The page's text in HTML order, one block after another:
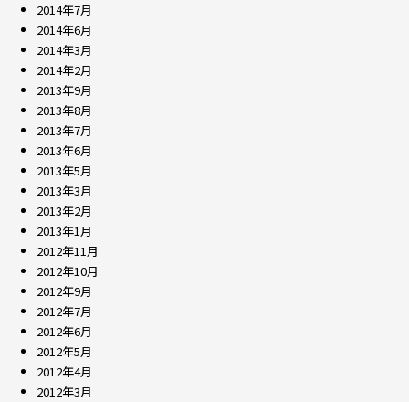
2014年7月
2014年6月
2014年3月
2014年2月
2013年9月
2013年8月
2013年7月
2013年6月
2013年5月
2013年3月
2013年2月
2013年1月
2012年11月
2012年10月
2012年9月
2012年7月
2012年6月
2012年5月
2012年4月
2012年3月